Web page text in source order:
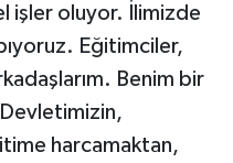
işler oluyor. İlimizde
Eğitimciler,
Benim bir
harcamaktan,